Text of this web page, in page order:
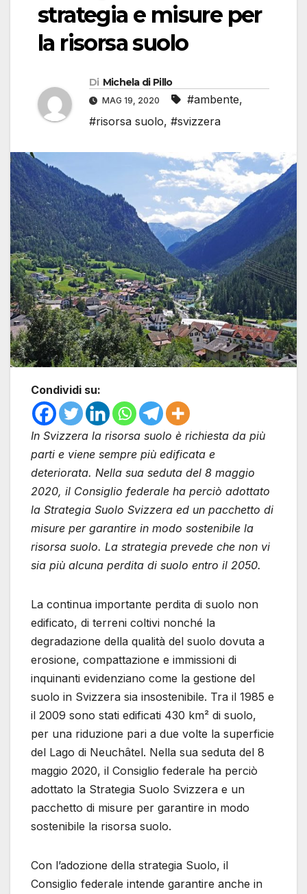
strategia e misure per
la risorsa suolo
Di Michela di Pillo
MAG 19, 2020 #ambente,
#risorsa suolo, #svizzera
Condividi su:
In Svizzera la risorsa suolo è richiesta da più
parti e viene sempre più edificata e
deteriorata. Nella sua seduta del 8 maggio
2020, il Consiglio federale ha perciò adottato
la Strategia Suolo Svizzera ed un pacchetto di
misure per garantire in modo sostenibile la
risorsa suolo. La strategia prevede che non vi
sia più alcuna perdita di suolo entro il 2050.
La continua importante perdita di suolo non
edificato, di terreni coltivi nonché la
degradazione della qualità del suolo dovuta a
erosione, compattazione e immissioni di
inquinanti evidenziano come la gestione del
suolo in Svizzera sia insostenibile. Tra il 1985 e
il 2009 sono stati edificati 430 km² di suolo,
per una riduzione pari a due volte la superficie
del Lago di Neuchâtel. Nella sua seduta del 8
maggio 2020, il Consiglio federale ha perciò
adottato la Strategia Suolo Svizzera e un
pacchetto di misure per garantire in modo
sostenibile la risorsa suolo.
Con l’adozione della strategia Suolo, il
Consiglio federale intende garantire anche in